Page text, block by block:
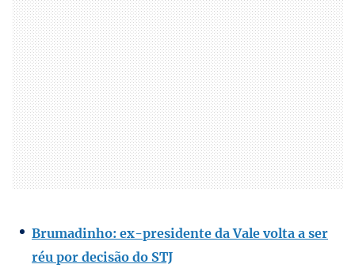
Brumadinho: ex-presidente da Vale volta a ser
réu por decisão do STJ